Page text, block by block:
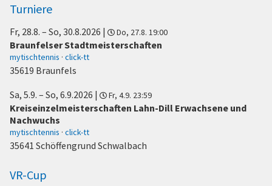
Turniere
Fr, 28.8. – So, 30.8.2026 | Do, 27.8. 19:00
Braunfelser Stadtmeisterschaften
mytischtennis · click-tt
35619 Braunfels
Sa, 5.9. – So, 6.9.2026 | Fr, 4.9. 23:59
Kreiseinzelmeisterschaften Lahn-Dill Erwachsene und
Nachwuchs
mytischtennis · click-tt
35641 Schöffengrund Schwalbach
VR-Cup